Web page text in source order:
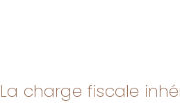
La charge fiscale